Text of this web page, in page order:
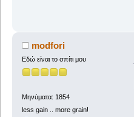
modfori
Εδώ είναι το σπίτι μου
Μηνύματα: 1854
less gain .. more grain!